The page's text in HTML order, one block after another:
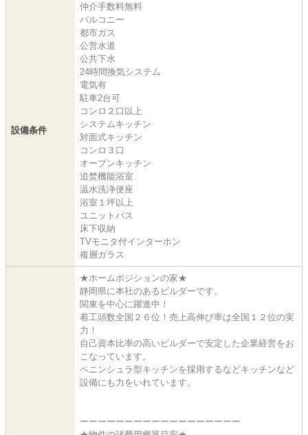
設備条件
仲介手数料無料
バルコニー
都市ガス
公営水道
公共下水
24時間換気システム
電気有
駐車2台可
コンロ２口以上
システムキッチン
対面式キッチン
コンロ３口
オープンキッチン
追焚機能浴室
温水洗浄便座
浴室１坪以上
ユニットバス
床下収納
TVモニタ付インターホン
複層ガラス
★ホームポジションの家★
静岡県に本社のあるビルダーです。
関東を中心に躍進中！
着工頭数全国２６位！売上高伸び率は全国１２位の実
力！
自己資本比率の高いビルダーで安定した企業経営をお
こなっています。
ペニンシュラ型キッチンを採用するなどキッチンなど
設備にも力をいれています。
ーーーーーーーーーーーーーーーーーー